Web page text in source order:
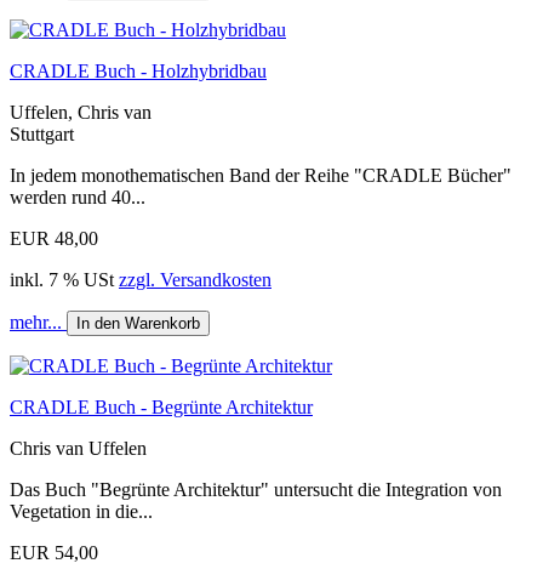
CRADLE Buch - Holzhybridbau
Uffelen, Chris van
Stuttgart
In jedem monothematischen Band der Reihe "CRADLE Bücher"
werden rund 40...
EUR 48,00
inkl. 7 % USt zzgl. Versandkosten
mehr... In den Warenkorb
CRADLE Buch - Begrünte Architektur
Chris van Uffelen
Das Buch "Begrünte Architektur" untersucht die Integration von
Vegetation in die...
EUR 54,00